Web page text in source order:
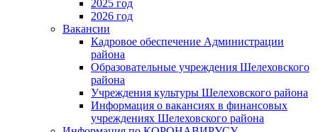
2025 год
2026 год
Вакансии
Кадровое обеспечение Администрации
района
Образовательные учреждения Шелеховского
района
Учреждения культуры Шелеховского района
Информация о вакансиях в финансовых
учреждениях Шелеховского района